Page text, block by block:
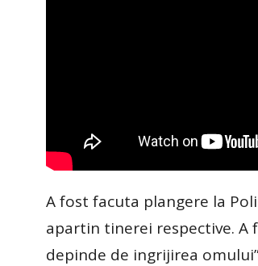
A fost facuta plangere la
apartin tinerei respective. A
depinde de ingrijirea